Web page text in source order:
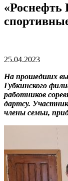
«Роснефть
25.04.2023
На прошедших
Губкинского
работников
дартсу.
члены семьи,